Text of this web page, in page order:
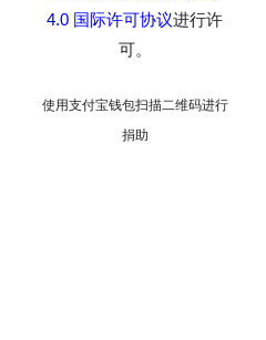
4.0 国际许可协议进行许
可。
使用支付宝钱包扫描二维码进行
捐助